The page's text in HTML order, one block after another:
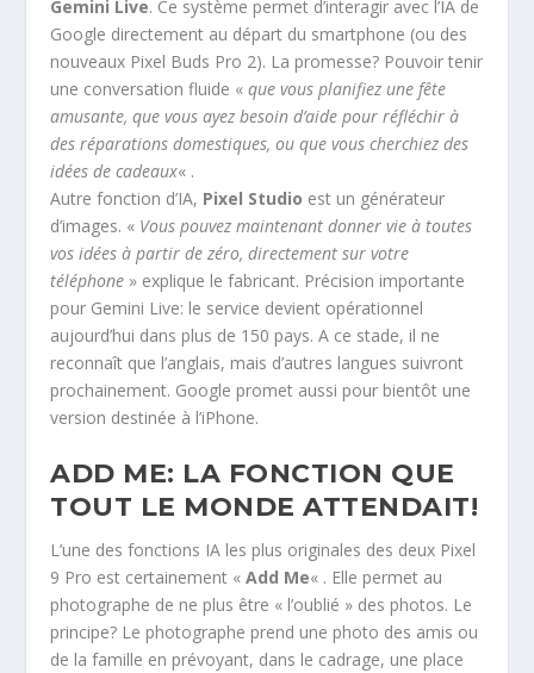
Gemini Live. Ce système permet d’interagir avec l’IA de
Google directement au départ du smartphone (ou des
nouveaux Pixel Buds Pro 2). La promesse? Pouvoir tenir
une conversation fluide «que vous planifiez une fête
amusante, que vous ayez besoin d’aide pour réfléchir à
des réparations domestiques, ou que vous cherchiez des
idées de cadeaux« .
Autre fonction d’IA, Pixel Studio est un générateur
d’images. « Vous pouvez maintenant donner vie à toutes
vos idées à partir de zéro, directement sur votre
téléphone » explique le fabricant. Précision importante
pour Gemini Live: le service devient opérationnel
aujourd’hui dans plus de 150 pays. A ce stade, il ne
reconnaît que l’anglais, mais d’autres langues suivront
prochainement. Google promet aussi pour bientôt une
version destinée à l’iPhone.
ADD ME: LA FONCTION QUE
TOUT LE MONDE ATTENDAIT!
L’une des fonctions IA les plus originales des deux Pixel
9 Pro est certainement «Add Me« . Elle permet au
photographe de ne plus être « l’oublié » des photos. Le
principe? Le photographe prend une photo des amis ou
de la famille en prévoyant, dans le cadrage, une place